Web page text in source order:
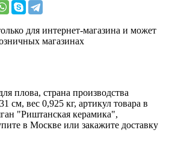
для интернет-магазина и может
магазинах
плова, страна производства
см, вес 0,925 кг, артикул товара в
"Риштанская керамика",
в Москве или закажите доставку